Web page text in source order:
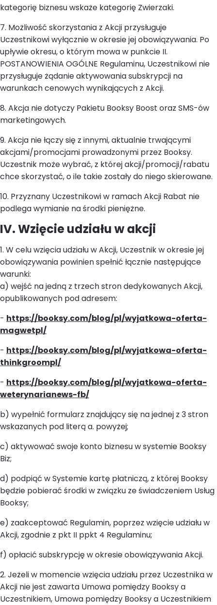
kategorię biznesu wskaże kategorię Zwierzaki.
7. Możliwość skorzystania z Akcji przysługuje
Uczestnikowi wyłącznie w okresie jej obowiązywania. Po
upływie okresu, o którym mowa w punkcie II.
POSTANOWIENIA OGÓLNE Regulaminu, Uczestnikowi nie
przysługuje żądanie aktywowania subskrypcji na
warunkach cenowych wynikających z Akcji.
8. Akcja nie dotyczy Pakietu Booksy Boost oraz SMS-ów
marketingowych.
9. Akcja nie łączy się z innymi, aktualnie trwającymi
akcjami/promocjami prowadzonymi przez Booksy.
Uczestnik może wybrać, z której akcji/promocji/rabatu
chce skorzystać, o ile takie zostały do niego skierowane.
10. Przyznany Uczestnikowi w ramach Akcji Rabat nie
podlega wymianie na środki pieniężne.
IV. Wzięcie udziału w akcji
1. W celu wzięcia udziału w Akcji, Uczestnik w okresie jej
obowiązywania powinien spełnić łącznie następujące
warunki:
a) wejść na jedną z trzech stron dedykowanych Akcji,
opublikowanych pod adresem:
- https://booksy.com/blog/pl/wyjatkowa-oferta-
magwetpl/
- https://booksy.com/blog/pl/wyjatkowa-oferta-
thinkgroompl/
- https://booksy.com/blog/pl/wyjatkowa-oferta-
weterynarianews-fb/
b) wypełnić formularz znajdujący się na jednej z 3 stron
wskazanych pod literą a. powyżej;
c) aktywować swoje konto biznesu w systemie Booksy
Biz;
d) podpiąć w Systemie kartę płatniczą, z której Booksy
będzie pobierać środki w związku ze świadczeniem Usług
Booksy;
e) zaakceptować Regulamin, poprzez wzięcie udziału w
Akcji, zgodnie z pkt II ppkt 4 Regulaminu;
f) opłacić subskrypcję w okresie obowiązywania Akcji.
2. Jeżeli w momencie wzięcia udziału przez Uczestnika w
Akcji nie jest zawarta Umowa pomiędzy Booksy a
Uczestnikiem, Umowa pomiędzy Booksy a Uczestnikiem